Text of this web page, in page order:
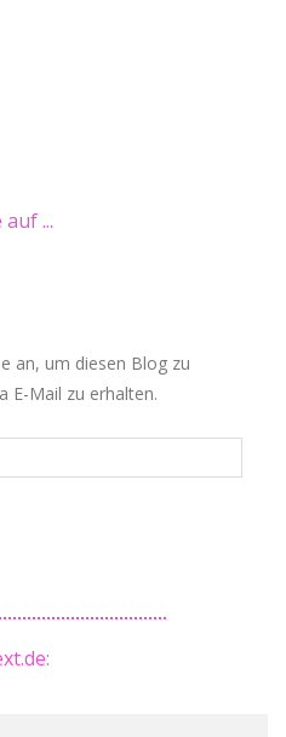
...
an, um diesen Blog zu
E-Mail zu erhalten.